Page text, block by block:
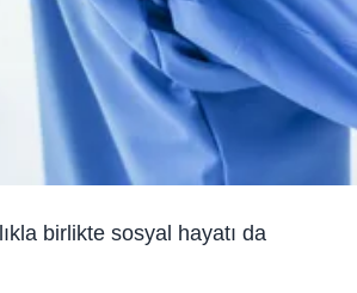
birlikte sosyal hayatı da